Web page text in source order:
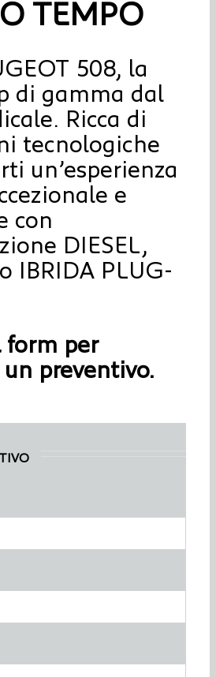
TEMPO
508, la
di gamma dal
Ricca di
tecnologiche
un’esperienza
e
con
DIESEL,
IBRIDA PLUG-
form per
preventivo.